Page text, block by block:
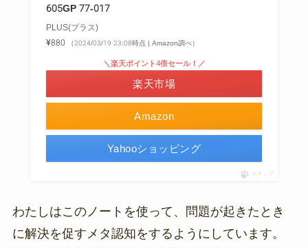
605GP 77-017
PLUS(プラス)
¥880
（2024/03/19 23:08時点 | Amazon調べ）
Amazon
＼楽天ポイント4倍セール！／
楽天市場
Yahooショッピング
ポチップ
わたしはこのノートを使って、問題が起きたとき
に解決を促すメタ認知をするようにしています。